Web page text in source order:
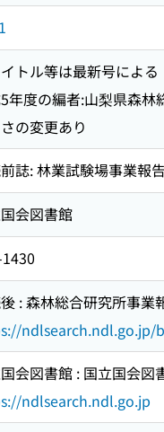
トル等は最新号による
年度の編者:山梨県森林
の変更あり
誌: 林業試験場事業報告
会図書館
: 森林総合研究所事業
ndlsearch.ndl.go.jp/
会図書館 : 国立国会図
ndlsearch.ndl.go.jp